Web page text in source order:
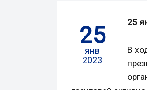
25
янв
2023
25
В